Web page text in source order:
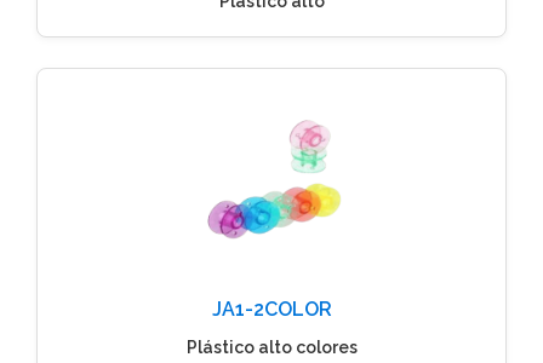
JA1-2COLOR
Plástico alto colores